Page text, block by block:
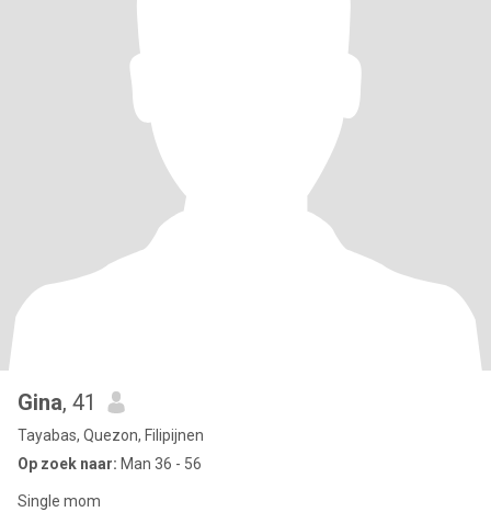
Gina, 41
Tayabas, Quezon, Filipijnen
Op zoek naar: Man 36 - 56
Single mom